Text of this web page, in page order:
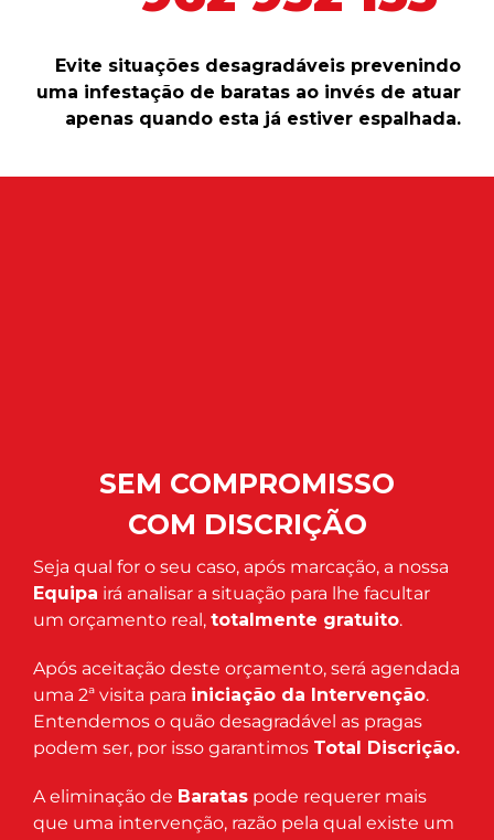
Evite situações desagradáveis prevenindo
uma infestação de baratas ao invés de atuar
apenas quando esta já estiver espalhada.
SEM COMPROMISSO
COM DISCRIÇÃO
Seja qual for o seu caso, após marcação, a nossa
Equipa irá analisar a situação para lhe facultar
um orçamento real, totalmente gratuito.
Após aceitação deste orçamento, será agendada
uma 2ª visita para iniciação da Intervenção.
Entendemos o quão desagradável as pragas
podem ser, por isso garantimos Total Discrição.
A eliminação de Baratas pode requerer mais
que uma intervenção, razão pela qual existe um